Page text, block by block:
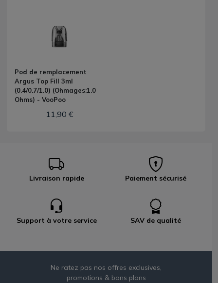
Pod de remplacement
Argus Top Fill 3ml
(0.4/0.7/1.0) (Ohmages:1.0
Ohms) - VooPoo
11,90 €
Livraison rapide Paiement sécurisé
Support à votre service SAV de qualité
Ne ratez pas nos offres exclusives,
promotions & bons plans